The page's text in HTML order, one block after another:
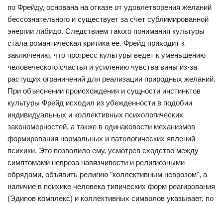
по Фрейду, основана на отказе от удовлетворения желаний
бессознательного и существует за счет сублимированной
энергии либидо. Следствием такого понимания культуры
стала романтическая критика ее. Фрейд приходит к
заключению, что прогресс культуры ведет к уменьшению
человеческого счастья и усилению чувства вины из-за
растущих ограничений для реализации природных желаний.
При объяснении происхождения и сущности инстинктов
культуры Фрейд исходил из убежденности в подобии
индивидуальных и коллективных психологических
закономерностей, а также в одинаковости механизмов
формирования нормальных и патологических явлений
психики. Это позволило ему, усмотрев сходство между
симптомами невроза навязчивости и религиозными
обрядами, объявить религию "коллективным неврозом", а
наличие в психике человека типических форм реагирования
(Эдипов комплекс) и коллективных символов указывает, по